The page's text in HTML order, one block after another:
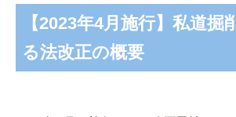
【2023年4月施行】私道掘
る法改正の概要